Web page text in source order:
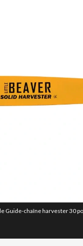
Guide-chaîne harvester 30